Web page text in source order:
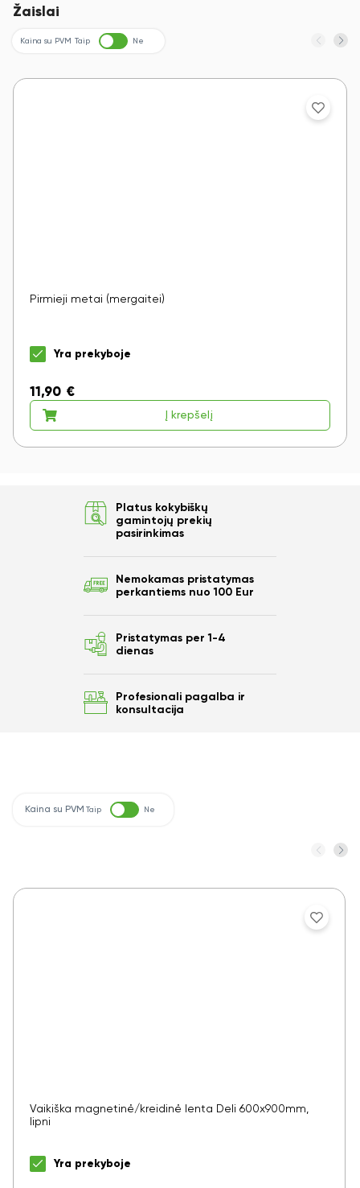
Žaislai
Kaina su PVM Taip Ne
Pirmieji metai (mergaitei)
Yra prekyboje
11,90 €
Į krepšelį
Platus kokybiškų
gamintojų prekių
pasirinkimas
Nemokamas pristatymas
perkantiems nuo 100 Eur
Pristatymas per 1-4
dienas
Profesionali pagalba ir
konsultacija
Kaina su PVM Taip Ne
Vaikiška magnetinė/kreidinė lenta Deli 600x900mm,
lipni
Yra prekyboje